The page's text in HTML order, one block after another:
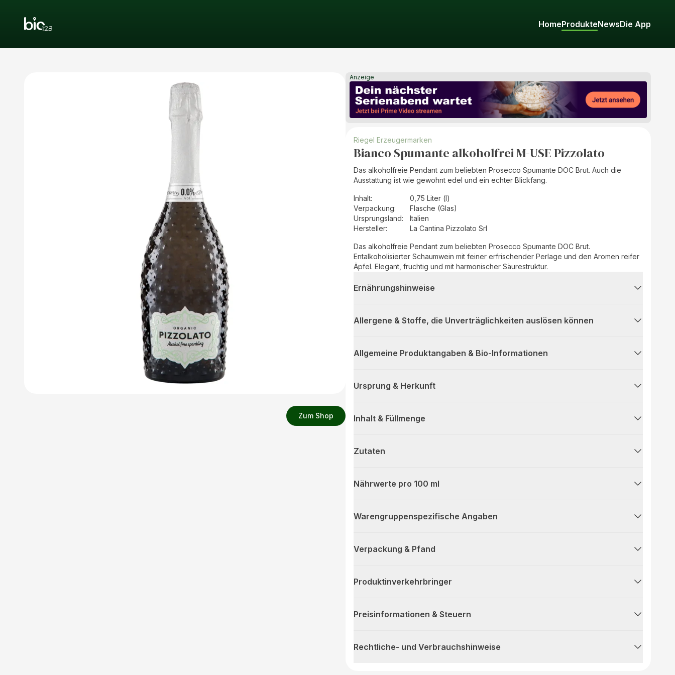
HomeProdukteNewsDie App
Zum Shop
Anzeige
Riegel Erzeugermarken
Bianco Spumante alkoholfrei M-USE Pizzolato
Das alkoholfreie Pendant zum beliebten Prosecco Spumante DOC Brut. Auch die
Ausstattung ist wie gewohnt edel und ein echter Blickfang.
Inhalt:
0,75 Liter (l)
Verpackung:
Flasche (Glas)
Ursprungsland:
Italien
Hersteller: La Cantina Pizzolato Srl
Das alkoholfreie Pendant zum beliebten Prosecco Spumante DOC Brut.
Entalkoholisierter Schaumwein mit feiner erfrischender Perlage und den Aromen reifer
Äpfel. Elegant, fruchtig und mit harmonischer Säurestruktur.
Ernährungshinweise
Allergene & Stoffe, die Unverträglichkeiten auslösen können
Allgemeine Produktangaben & Bio-Informationen
Ursprung & Herkunft
Inhalt & Füllmenge
Zutaten
Nährwerte pro 100 ml
Warengruppenspezifische Angaben
Verpackung & Pfand
Produktinverkehrbringer
Preisinformationen & Steuern
Rechtliche- und Verbrauchshinweise